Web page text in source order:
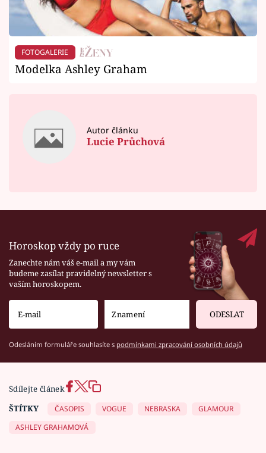
FOTOGALERIE
Modelka Ashley Graham
Autor článku
Lucie Průchová
Horoskop vždy po ruce
Zanechte nám váš e-mail a my vám
budeme zasílat pravidelný newsletter s
vaším horoskopem.
ODESLAT
Odesláním formuláře souhlasíte s podmínkami zpracování osobních údajů
Sdílejte článek
ŠTÍTKY
ČASOPIS VOGUE NEBRASKA
GLAMOUR
ASHLEY GRAHAMOVÁ